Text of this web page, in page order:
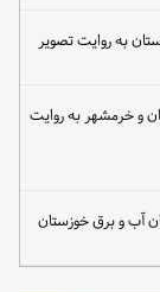
به روایت تصویر
و خرمشهر به روایت
آب و برق خوزستان